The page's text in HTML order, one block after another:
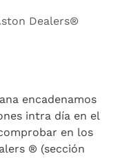
Dealers®
encadenamos
intra día en el
en los
® (sección